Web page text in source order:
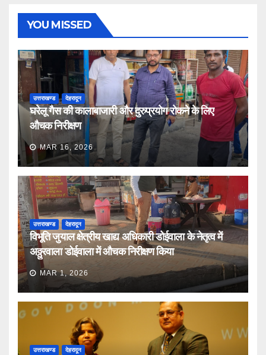
YOU MISSED
उत्तराखण्ड देहरादून
घरेलू गैस की कालाबाजारी और दुरुप्रयोग रोकने के लिए
औचक निरीक्षण
MAR 16, 2026
उत्तराखण्ड देहरादून
विभूति जुयाल क्षेत्रीय खाद्य अधिकारी डोईवाला के नेतृत्व में
अठ्ठुरवाला डोईवाला में औचक निरीक्षण किया
MAR 1, 2026
उत्तराखण्ड देहरादून